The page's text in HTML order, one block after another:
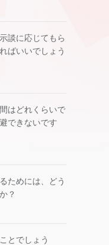
談に応じてもら
ばいいでしょう
はどれくらいで
できないです
ためには、どう
？
とでしょう